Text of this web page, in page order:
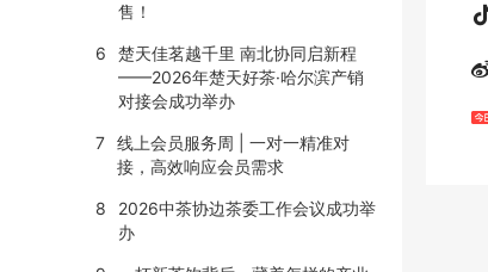
售！
6
楚天佳茗越千里 南北协同启新程
——2026年楚天好茶·哈尔滨产销
对接会成功举办
7
线上会员服务周 | 一对一精准对
接，高效响应会员需求
8
2026中茶协边茶委工作会议成功举
办